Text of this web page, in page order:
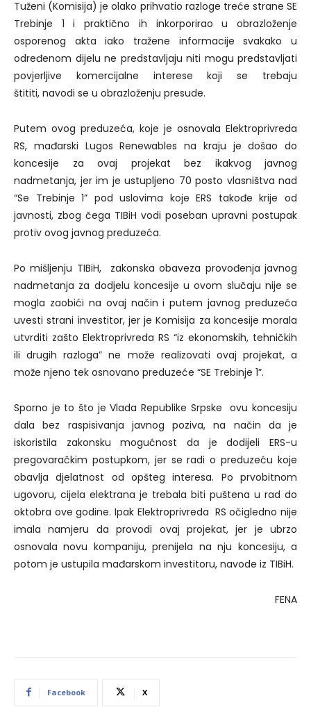
Tuženi (Komisija) je olako prihvatio razloge treće strane SE
Trebinje 1 i praktično ih inkorporirao u obrazloženje
osporenog akta iako tražene informacije svakako u
određenom dijelu ne predstavljaju niti mogu predstavljati
povjerljive komercijalne interese koji se trebaju
štititi, navodi se u obrazloženju presude.
Putem ovog preduzeća, koje je osnovala Elektroprivreda
RS, mađarski Lugos Renewables na kraju je došao do
koncesije za ovaj projekat bez ikakvog javnog
nadmetanja, jer im je ustupljeno 70 posto vlasništva nad
“Se Trebinje 1” pod uslovima koje ERS takođe krije od
javnosti, zbog čega TIBiH vodi poseban upravni postupak
protiv ovog javnog preduzeća.
Po mišljenju TIBiH, zakonska obaveza provođenja javnog
nadmetanja za dodjelu koncesije u ovom slučaju nije se
mogla zaobići na ovaj način i putem javnog preduzeća
uvesti strani investitor, jer je Komisija za koncesije morala
utvrditi zašto Elektroprivreda RS “iz ekonomskih, tehničkih
ili drugih razloga” ne može realizovati ovaj projekat, a
može njeno tek osnovano preduzeće “SE Trebinje 1”.
Sporno je to što je Vlada Republike Srpske ovu koncesiju
dala bez raspisivanja javnog poziva, na način da je
iskoristila zakonsku mogućnost da je dodijeli ERS-u
pregovaračkim postupkom, jer se radi o preduzeću koje
obavlja djelatnost od opšteg interesa. Po prvobitnom
ugovoru, cijela elektrana je trebala biti puštena u rad do
oktobra ove godine. Ipak Elektroprivreda RS očigledno nije
imala namjeru da provodi ovaj projekat, jer je ubrzo
osnovala novu kompaniju, prenijela na nju koncesiju, a
potom je ustupila mađarskom investitoru, navode iz TIBiH.
FENA
Facebook X